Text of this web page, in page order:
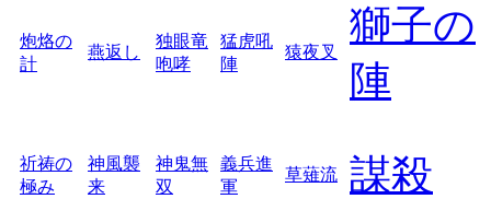
炮烙の
計
燕返し
独眼竜
咆哮
猛虎吼
陣
猿夜叉
獅子の
陣
祈祷の
極み
神風襲
来
神鬼無
双
義兵進
軍
草薙流 謀殺